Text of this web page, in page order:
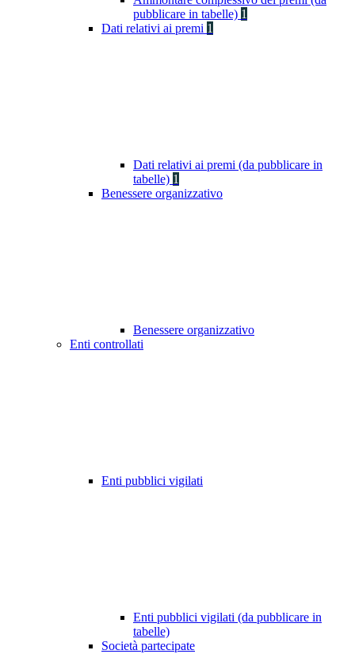
pubblicare in tabelle) 1
Dati relativi ai premi 1
Dati relativi ai premi (da pubblicare in
tabelle) 1
Benessere organizzativo
Benessere organizzativo
Enti controllati
Enti pubblici vigilati
Enti pubblici vigilati (da pubblicare in
tabelle)
Società partecipate